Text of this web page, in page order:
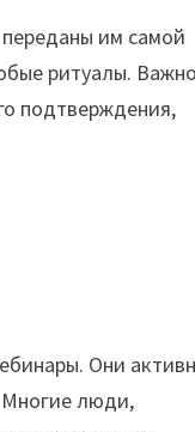
им самой
ритуалы.
подтверждения,
Они
Многие люди,